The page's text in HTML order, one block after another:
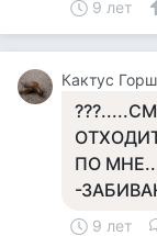
9 лет
Кактус
ПО
-
9 лет